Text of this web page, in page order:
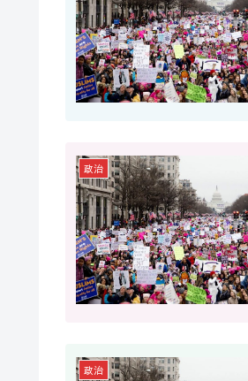
政治
政治